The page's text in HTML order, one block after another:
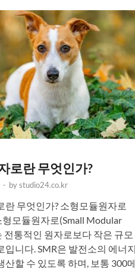
로란 무엇인가?
- bystudio24.co.kr
란 무엇인가? 소형모듈원자로
형모듈원자로(Small Modular
전통적인 원자로보다 작은 규모
입니다. SMR은 발전소의 에너
산할 수 있도록 하며, 보통 300